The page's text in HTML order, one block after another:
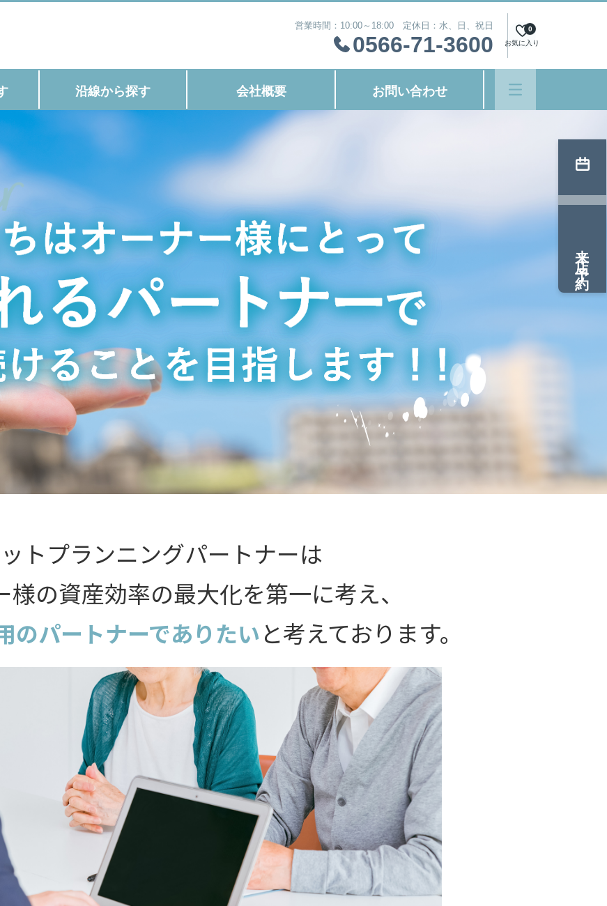
営業時間：10:00～18:00 定休日：水、日、祝日
0566-71-3600 お気に入り
0
沿線から探す 会社概要 お問い合わせ
トプランニングパートナーは
様の資産効率の最大化を第一に考え、
のパートナーでありたいと考えております。
来店予約